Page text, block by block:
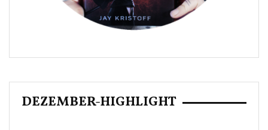
DEZEMBER-HIGHLIGHT